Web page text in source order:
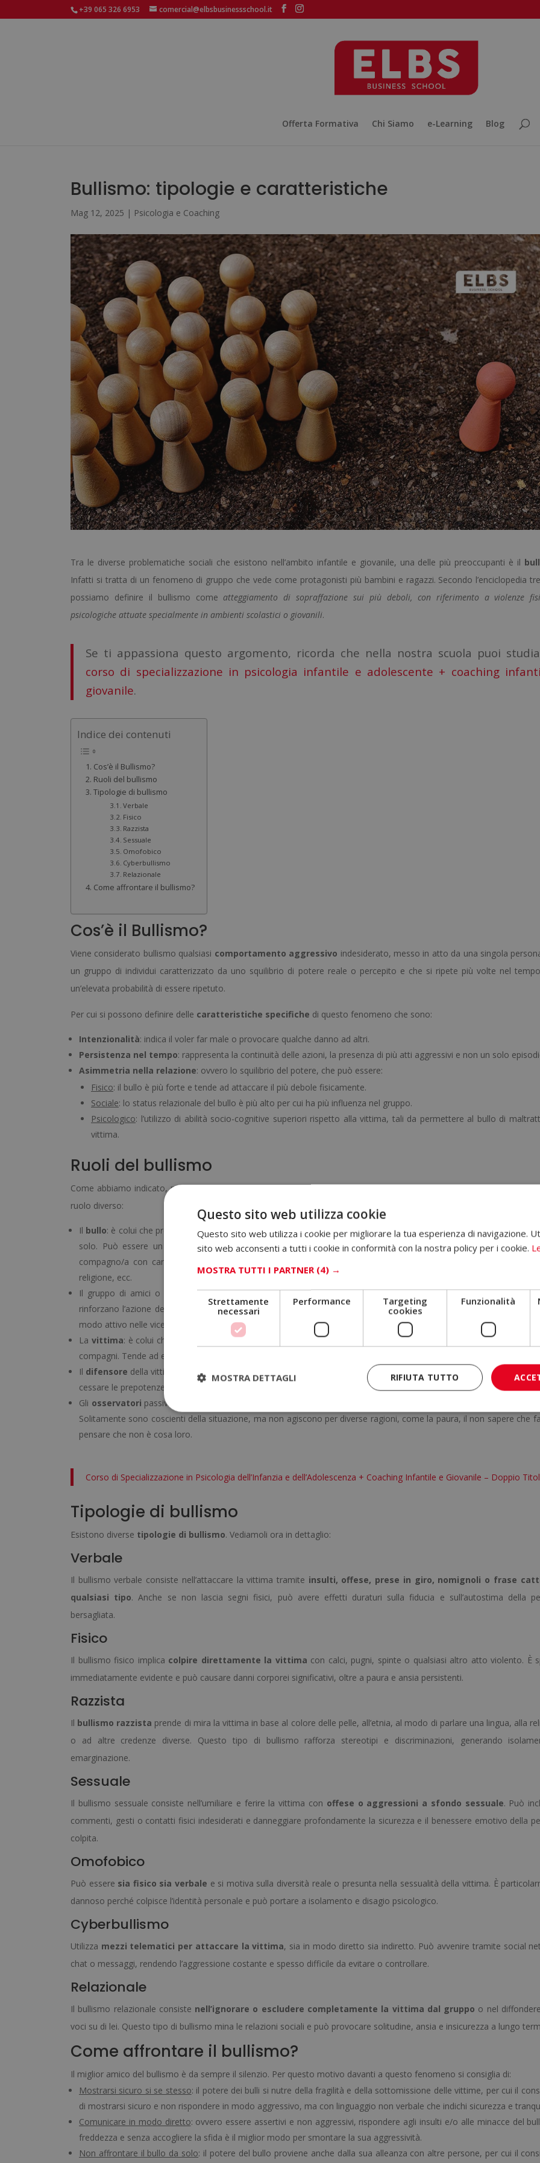
+39 065 326 6953 comercial@elbsbusinessschool.it
Offerta Formativa Chi Siamo e-Learning Blog
Bullismo: tipologie e caratteristiche
Mag 12, 2025 | Psicologia e Coaching
Tra le diverse problematiche sociali che esistono nell’ambito infantile e giovanile, una delle più preoccupanti è il
Infatti si tratta di un fenomeno di gruppo che vede come protagonisti più bambini e ragazzi. Secondo l’enciclopedia
possiamo definire il bullismo comeatteggiamento di sopraffazione sui più deboli, con riferimento a violenze
psicologiche attuate specialmente in ambienti scolastici o giovanili.
Se ti appassiona questo argomento, ricorda che nella nostra scuola puoi
corso di specializzazione in psicologia infantile e adolescente + coaching
giovanile.
Indice dei contenuti
Cos’è il Bullismo?
Ruoli del bullismo
Tipologie di bullismo
Verbale
Fisico
Razzista
Sessuale
Omofobico
Cyberbullismo
Relazionale
Come affrontare il bullismo?
Cos’è il Bullismo?
Viene considerato bullismo qualsiasi comportamento aggressivo indesiderato, messo in atto da una singola
un gruppo di individui caratterizzato da uno squilibrio di potere reale o percepito e che si ripete più volte nel
un’elevata probabilità di essere ripetuto.
Per cui si possono definire delle caratteristiche specifiche di questo fenomeno che sono:
Intenzionalità: indica il voler far male o provocare qualche danno ad altri.
Persistenza nel tempo: rappresenta la continuità delle azioni, la presenza di più atti aggressivi e non un solo
Asimmetria nella relazione: ovvero lo squilibrio del potere, che può essere:
Fisico: il bullo è più forte e tende ad attaccare il più debole fisicamente.
Sociale: lo status relazionale del bullo è più alto per cui ha più influenza nel gruppo.
Psicologico: l’utilizzo di abilità socio-cognitive superiori rispetto alla vittima, tali da permettere al bullo di
vittima.
Ruoli del bullismo
Come abbiamo indicato, nel bullismo intervengono diverse persone, sia attiva che passivamente, ed ognuna di esse
ruolo diverso:
Il bullo: è colui che prende l’iniziativa nel fare prepotenze ai compagni, si presenta come leader di un gruppo e non è
solo. Può essere un bambino o un ragazzo, sia maschio che femmina, e solitamente sceglie come vittima
compagno/a con caratteristiche diverse, come ad esempio colore della pelle, orientamento sessuale, forte
religione, ecc.
Il gruppo di amici o “
seguaci” del bullo: sono coloro che solitamente che hanno poca notorietà tra i
rinforzano l’azione del bullo ridendo, applaudendo o incitando e coronandolo come “capo”. Possono anche
modo attivo nelle vicende, ma sempre da una posizione secondaria rispetto al bullo.
La vittima: è colui che solitamente presenta qualche elemento di diversità ed è più fragile (asimmetria della
compagni. Tende ad essere da sola, non ha amici oppure ha degli amici ma con altre difficoltà simili.
Il difensore della vittima: è chi consola e difende, chi chiede aiuto ad un adulto o comunque chi cerca delle modalità
cessare le prepotenze. Questa figura è molto importante, ma purtroppo non sempre presente.
Gli osservatori passivi: definiti anche come la massa silenziosa, che non partecipa delle azioni ma non fa nulla al
Solitamente sono coscienti della situazione, ma non agiscono per diverse ragioni, come la paura, il non sapere che
pensare che non è cosa loro.
Corso di Specializzazione in Psicologia dell’Infanzia e dell’Adolescenza + Coaching Infantile e Giovanile – Doppio
Tipologie di bullismo
Esistono diverse tipologie di bullismo. Vediamoli ora in dettaglio:
Verbale
Il bullismo verbale consiste nell’attaccare la vittima tramite insulti, offese, prese in giro, nomignoli o frase
qualsiasi tipo. Anche se non lascia segni fisici, può avere effetti duraturi sulla fiducia e sull’autostima della
bersagliata.
Fisico
Il bullismo fisico implica colpire direttamente la vittima con calci, pugni, spinte o qualsiasi altro atto violento. È
immediatamente evidente e può causare danni corporei significativi, oltre a paura e ansia persistenti.
Razzista
Il bullismo razzista prende di mira la vittima in base al colore delle pelle, all’etnia, al modo di parlare una lingua, alla
o ad altre credenze diverse. Questo tipo di bullismo rafforza stereotipi e discriminazioni, generando
emarginazione.
Sessuale
Il bullismo sessuale consiste nell’umiliare e ferire la vittima con offese o aggressioni a sfondo sessuale. Può
commenti, gesti o contatti fisici indesiderati e danneggiare profondamente la sicurezza e il benessere emotivo della
colpita.
Omofobico
Può essere sia fisico sia verbale e si motiva sulla diversità reale o presunta nella sessualità della vittima. È
dannoso perché colpisce l’identità personale e può portare a isolamento e disagio psicologico.
Cyberbullismo
Utilizza mezzi telematici per attaccare la vittima, sia in modo diretto sia indiretto. Può avvenire tramite social
chat o messaggi, rendendo l’aggressione costante e spesso difficile da evitare o controllare.
Relazionale
Il bullismo relazionale consiste nell’ignorare o escludere completamente la vittima dal gruppo o nel
voci su di lei. Questo tipo di bullismo mina le relazioni sociali e può provocare solitudine, ansia e insicurezza a lungo
Come affrontare il bullismo?
Il miglior amico del bullismo è da sempre il silenzio. Per questo motivo davanti a questo fenomeno si consiglia di:
Mostrarsi sicuro si se stesso: il potere dei bulli si nutre della fragilità e della sottomissione delle vittime, per cui il
di mostrarsi sicuro e non rispondere in modo aggressivo, ma con linguaggio non verbale che indichi sicurezza e
Comunicare in modo diretto: ovvero essere assertivi e non aggressivi, rispondere agli insulti e/o alle minacce del
freddezza e senza accogliere la sfida è il miglior modo per smontare la sua aggressività.
Non affrontare il bullo da solo: il potere del bullo proviene anche dalla sua alleanza con altre persone, per cui il
Questo sito web utilizza cookie
Questo sito web utilizza i cookie per migliorare la tua esperienza di navigazione.
sito web acconsenti a tutti i cookie in conformità con la nostra policy per i cookie.
MOSTRA TUTTI I PARTNER (4) →
Strettamente
necessari
Performance
Targeting
cookies
Funzionalità
RIFIUTA TUTTO
MOSTRA DETTAGLI